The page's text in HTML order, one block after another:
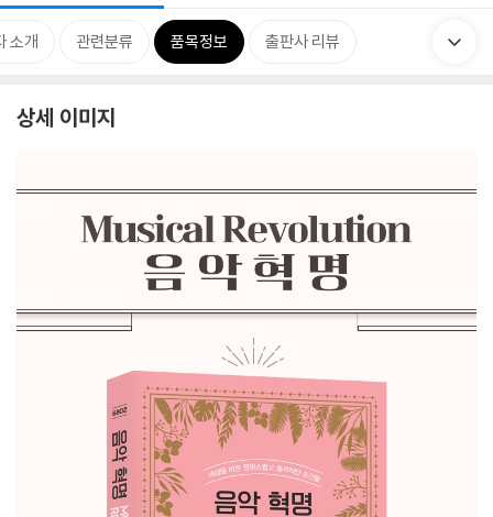
소개 관련분류 품목정보 출판사 리뷰
상세 이미지